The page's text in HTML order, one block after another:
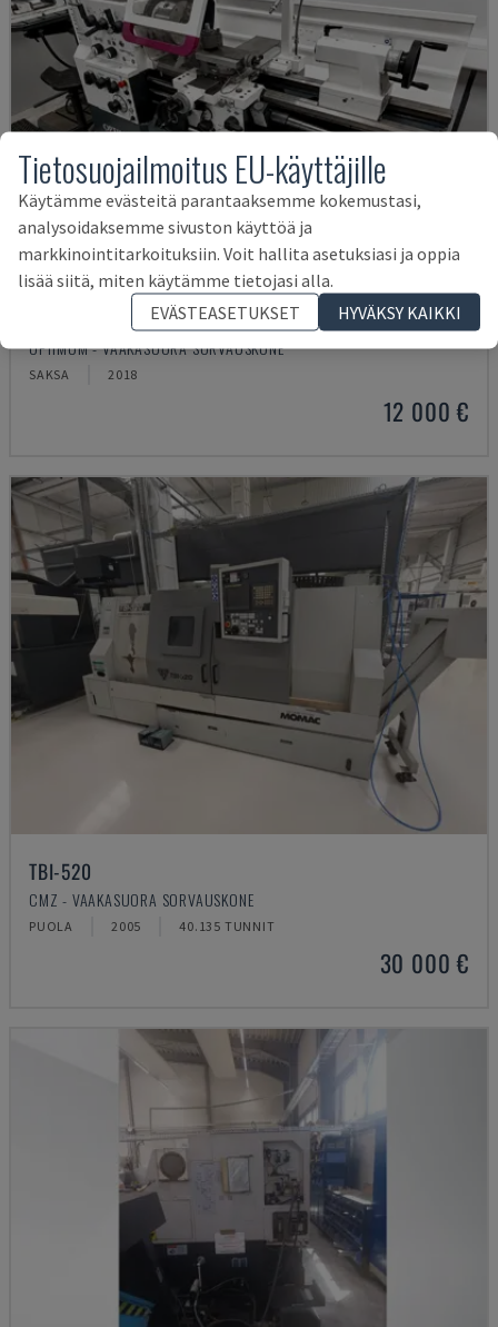
OPTIMUM - VAAKASUORA SORVAUSKONE
SAKSA 2018
12 000 €
TBI-520
CMZ - VAAKASUORA SORVAUSKONE
PUOLA 2005 40.135 TUNNIT
30 000 €
Tietosuojailmoitus EU-käyttäjille
Käytämme evästeitä parantaaksemme kokemustasi,
analysoidaksemme sivuston käyttöä ja
markkinointitarkoituksiin. Voit hallita asetuksiasi ja oppia
lisää siitä, miten käytämme tietojasi alla.
EVÄSTEASETUKSET
HYVÄKSY KAIKKI